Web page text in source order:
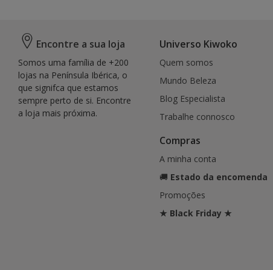
Encontre a sua loja
Somos uma família de +200
lojas na Península Ibérica, o
que signifca que estamos
sempre perto de si. Encontre
a loja mais próxima.
Universo Kiwoko
Quem somos
Mundo Beleza
Blog Especialista
Trabalhe connosco
Compras
A minha conta
🚚 Estado da encomenda
Promoções
★ Black Friday ★